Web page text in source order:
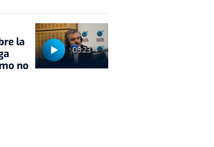
09:23
la
no